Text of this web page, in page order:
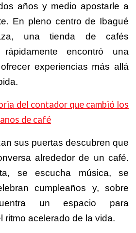
años y medio apostarle a
En pleno centro de Ibagué
una tienda de cafés
encontró una
experiencias más allá
del contador que cambió los
de café
sus puertas descubren que
alrededor de un café.
se escucha música, se
cumpleaños y, sobre
un espacio para
ritmo acelerado de la vida.